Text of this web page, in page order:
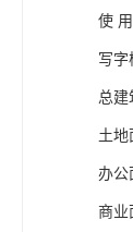
使
写字
总建
土地
办公
商业